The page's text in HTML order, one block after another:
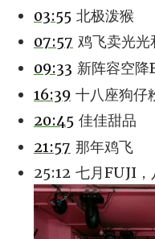
03:55 北极泼猴
07:57 鸡飞卖光光
09:33 新阵容空
16:39 十八座狗仔
20:45 佳佳甜品
21:57 那年鸡飞
25:12 七月FUJI，